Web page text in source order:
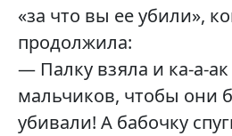
«за что вы ее убили»,
продолжила:
— Палку взяла и ка-а-ак
мальчиков, чтобы они
убивали! А бабочку